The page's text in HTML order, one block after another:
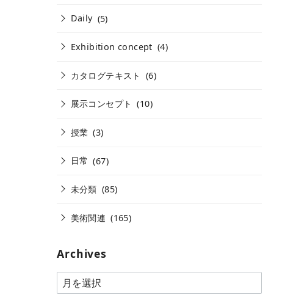
Daily (5)
Exhibition concept (4)
カタログテキスト (6)
展示コンセプト (10)
授業 (3)
日常 (67)
未分類 (85)
美術関連 (165)
Archives
r